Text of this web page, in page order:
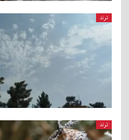
ترند
ترند